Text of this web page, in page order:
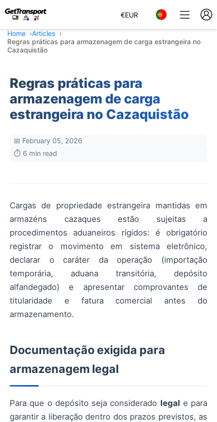
€EUR
Home
Articles
Regras práticas para armazenagem de carga estrangeira no
Cazaquistão
Regras práticas para
armazenagem de carga
estrangeira no Cazaquistão
📅 February 05, 2026
⏱️ 6 min read
Cargas de propriedade estrangeira mantidas em
armazéns cazaques estão sujeitas a
procedimentos aduaneiros rígidos: é obrigatório
registrar o movimento em sistema eletrônico,
declarar o caráter da operação (importação
temporária, aduana transitória, depósito
alfandegado) e apresentar comprovantes de
titularidade e fatura comercial antes do
armazenamento.
Documentação exigida para
armazenagem legal
Para que o depósito seja considerado legal e para
garantir a liberação dentro dos prazos previstos, as